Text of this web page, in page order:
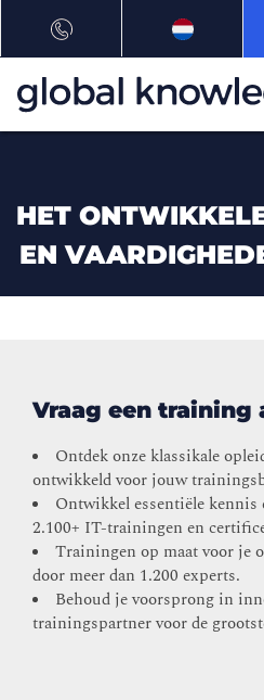
HET
EN
Vraag een training
Ontdek onze klassikale
ontwikkeld voor jouw
Ontwikkel essentiële kennis
2.100+ IT-trainingen en
Trainingen op maat voor je
door meer dan 1.200 experts.
Behoud je voorsprong in
trainingspartner voor de